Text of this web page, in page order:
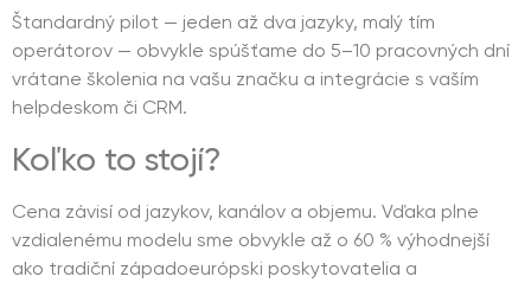
Štandardný pilot — jeden až dva jazyky, malý tím
operátorov — obvykle spúšťame do 5–10 pracovných dní
vrátane školenia na vašu značku a integrácie s vaším
helpdeskom či CRM.
Koľko to stojí?
Cena závisí od jazykov, kanálov a objemu. Vďaka plne
vzdialenému modelu sme obvykle až o 60 % výhodnejší
ako tradiční západoeurópski poskytovatelia a